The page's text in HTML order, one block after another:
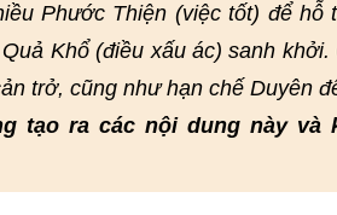
Phước Thiện (việc tốt) để hỗ
Khổ (điều xấu ác) sanh
trở, cũng như hạn chế Duyên
tạo ra các nội dung này